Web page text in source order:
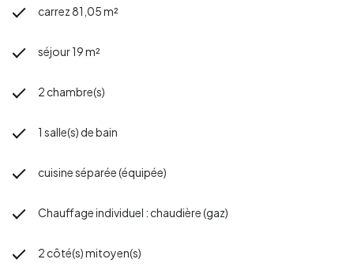
carrez 81,05 m²
séjour 19 m²
2 chambre(s)
1 salle(s) de bain
cuisine séparée (équipée)
Chauffage individuel : chaudière (gaz)
2 côté(s) mitoyen(s)